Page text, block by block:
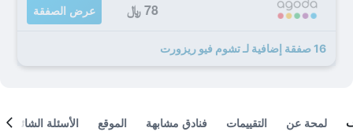
78 ﷼ عرض الصفقة
16 صفقة إضافية لـ تشوم فيو ريزورت
لمحة عن التقييمات فنادق مشابهة الموقع الأسئلة الشائعة